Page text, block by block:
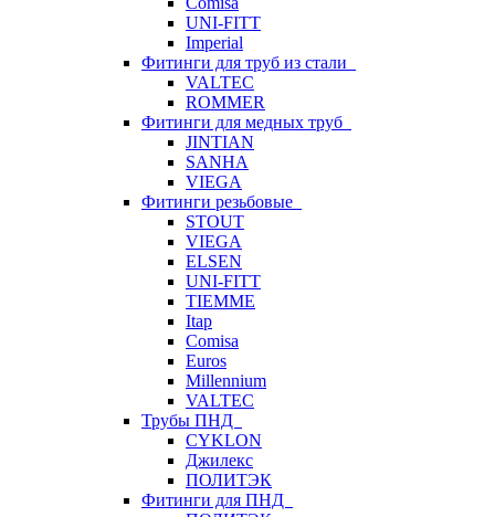
UNI-FITT
Imperial
Фитинги для труб из стали
VALTEC
ROMMER
Фитинги для медных труб
JINTIAN
SANHA
VIEGA
Фитинги резьбовые
STOUT
VIEGA
ELSEN
UNI-FITT
TIEMME
Itap
Comisa
Euros
Millennium
VALTEC
Трубы ПНД
CYKLON
Джилекс
ПОЛИТЭК
Фитинги для ПНД